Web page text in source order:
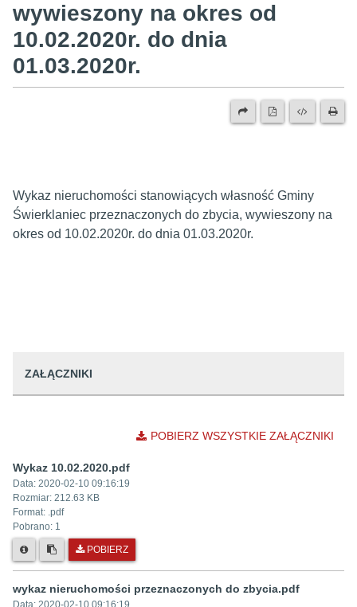
wywieszony na okres od
10.02.2020r. do dnia
01.03.2020r.
Wykaz nieruchomości stanowiących własność Gminy
Świerklaniec przeznaczonych do zbycia, wywieszony na
okres od 10.02.2020r. do dnia 01.03.2020r.
ZAŁĄCZNIKI
POBIERZ WSZYSTKIE ZAŁĄCZNIKI
Wykaz 10.02.2020.pdf
Data: 2020-02-10 09:16:19
Rozmiar: 212.63 KB
Format: .pdf
Pobrano: 1
POBIERZ
wykaz nieruchomości przeznaczonych do zbycia.pdf
Data: 2020-02-10 09:16:19